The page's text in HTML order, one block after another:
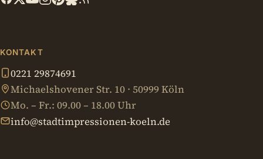
KONTAKT
0221 29874691
Michaelshovener Str. 10 · 50999 Köln
Mo. – Fr.: 09.00 – 18.00 Uhr
info@stadtimpressionen-koeln.de